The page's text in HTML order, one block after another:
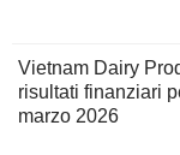
Vietnam Dairy
risultati finanziari
marzo 2026